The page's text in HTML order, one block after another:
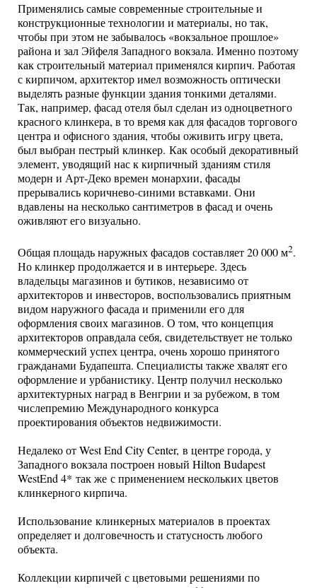
Применялись самые современные строительные и
конструкционные технологии и материалы, но так,
чтобы при этом не забывалось «вокзальное прошлое»
района и зал Эйфеля Западного вокзала. Именно поэтому
как строительный материал применялся кирпич. Работая
с кирпичом, архитектор имел возможность оптически
выделять разные функции здания тонкими деталями.
Так, например, фасад отеля был сделан из одноцветного
красного клинкера, в то время как для фасадов торгового
центра и офисного здания, чтобы оживить игру цвета,
был выбран пестрый клинкер. Как особый декоративный
элемент, уводящий нас к кирпичный зданиям стиля
модерн и Арт-Деко времен монархии, фасады
прерывались коричнево-синими вставками. Они
вдавлены на несколько сантиметров в фасад и очень
оживляют его визуально.
Общая площадь наружных фасадов составляет 20 000 м2.
Но клинкер продолжается и в интерьере. Здесь
владельцы магазинов и бутиков, независимо от
архитекторов и инвесторов, воспользовались приятным
видом наружного фасада и применили его для
оформления своих магазинов. О том, что концепция
архитекторов оправдала себя, свидетельствует не только
коммерческий успех центра, очень хорошо принятого
гражданами Будапешта. Специалисты также хвалят его
оформление и урбанистику. Центр получил несколько
архитектурных наград в Венгрии и за рубежом, в том
числепремию Международного конкурса
проектирования объектов недвижимости.
Недалеко от West End City Center, в центре города, у
Западного вокзала построен новый Hilton Budapest
WestEnd 4* так же с применением нескольких цветов
клинкерного кирпича.
Использование клинкерных материалов в проектах
определяет и долговечность и статусность любого
объекта.
Коллекции кирпичей с цветовыми решениями по